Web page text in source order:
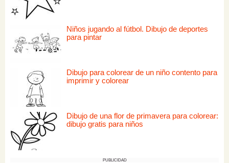
Niños jugando al fútbol. Dibujo de deportes
para pintar
Dibujo para colorear de un niño contento para
imprimir y colorear
Dibujo de una flor de primavera para colorear:
dibujo gratis para niños
PUBLICIDAD